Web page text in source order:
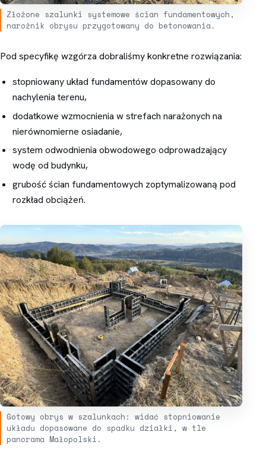
Złożone szalunki systemowe ścian fundamentowych,
narożnik obrysu przygotowany do betonowania.
Pod specyfikę wzgórza dobraliśmy konkretne rozwiązania:
stopniowany układ fundamentów dopasowany do
nachylenia terenu,
dodatkowe wzmocnienia w strefach narażonych na
nierównomierne osiadanie,
system odwodnienia obwodowego odprowadzający
wodę od budynku,
grubość ścian fundamentowych zoptymalizowaną pod
rozkład obciążeń.
Gotowy obrys w szalunkach: widać stopniowanie
układu dopasowane do spadku działki, w tle
panorama Małopolski.